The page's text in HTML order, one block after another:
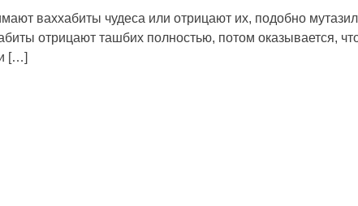
ваххабиты чудеса или отрицают их, подобно
отрицают ташбих полностью, потом оказывается,
[…]